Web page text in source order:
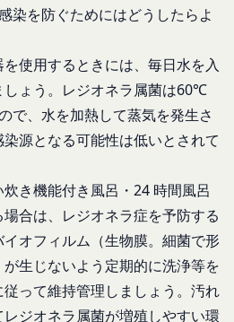
染を防ぐためにはどうしたらよ
使用するときには、毎日水を入
しょう。レジオネラ属菌は60℃
で、水を加熱して蒸気を発生さ
源となる可能性は低いとされて
き機能付き風呂・24 時間風呂
合は、レジオネラ症を予防する
オフィルム（生物膜。細菌で形
生じないよう定期的に洗浄等を
って維持管理しましょう。汚れ
ジオネラ属菌が増殖しやすい環
、メール送信、ホスティング
サービスなどを当社の代理で
る第三者、または、当社のマ
トを行う第三者に対して、お
とがあります。
のための共有
Googleアカウント、Twitter
との連携または外部サービス
り、当該外部サービス運営会
することがあります。
おいて、法律、規則、法的手
政府機関からの要求により、
部または一部を開示すること
めるサービスの内容を変更す
します。
サービスの会員登録ページか
に従い、会員登録を希望する
す。当社に対して会員登録の
合には、登録手続きにおいて
人が当該申し込みを行ったも
申請した者が以下の各号のいず
場合は、登録を拒否すること
録情報の全部又は一部につ
載漏れがあった場合